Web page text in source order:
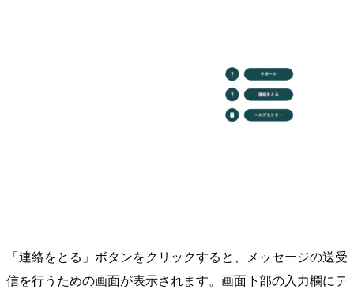
「連絡をとる」ボタンをクリックすると、メッセージの送受
信を行うための画面が表示されます。画面下部の入力欄にテ